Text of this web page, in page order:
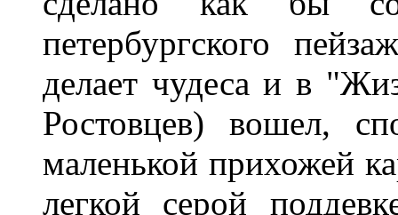
петербургского
делает чудеса и в
Ростовцев) вошел,
маленькой прихожей
легкой серой